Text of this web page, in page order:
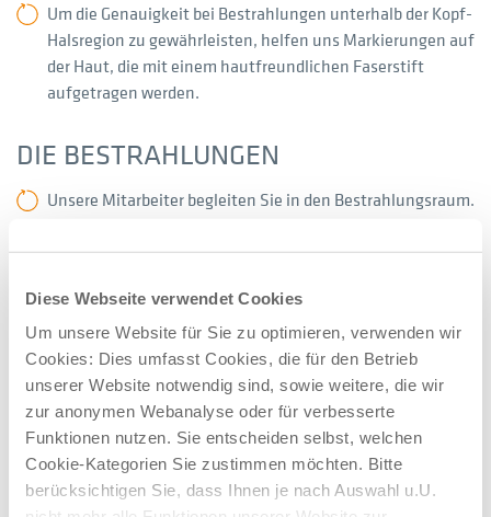
Diese Webseite verwendet Cookies
Um unsere Website für Sie zu optimieren, verwenden wir
Cookies: Dies umfasst Cookies, die für den Betrieb
unserer Website notwendig sind, sowie weitere, die wir
zur anonymen Webanalyse oder für verbesserte
Funktionen nutzen. Sie entscheiden selbst, welchen
Cookie-Kategorien Sie zustimmen möchten. Bitte
berücksichtigen Sie, dass Ihnen je nach Auswahl u.U.
Um die Genauigkeit bei Bestrahlungen unterhalb der Kopf-
Halsregion zu gewährleisten, helfen uns Markierungen auf
der Haut, die mit einem hautfreundlichen Faserstift
aufgetragen werden.
DIE BESTRAHLUNGEN
Unsere Mitarbeiter begleiten Sie in den Bestrahlungsraum.
Videoanlage jederzeit Kontakt zu unserem Team.
Bei Bedarf kann die Bestrahlung jederzeit abgebrochen
werden.
Die komplette Behandlung erstreckt sich in der Regel über
mehrere Wochen, in denen die Behandlung arbeitstäglich
stattfindet.